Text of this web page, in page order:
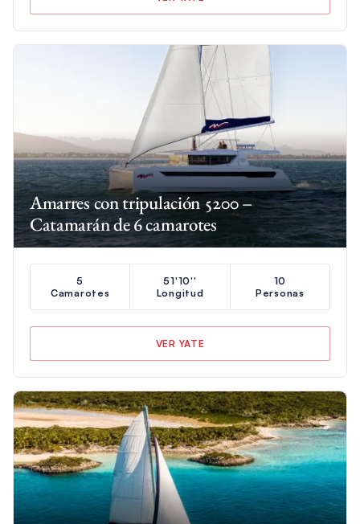
Amarres con tripulación 5200 –
Catamarán de 6 camarotes
5
Camarotes
51'10''
Longitud
10
Personas
VER YATE